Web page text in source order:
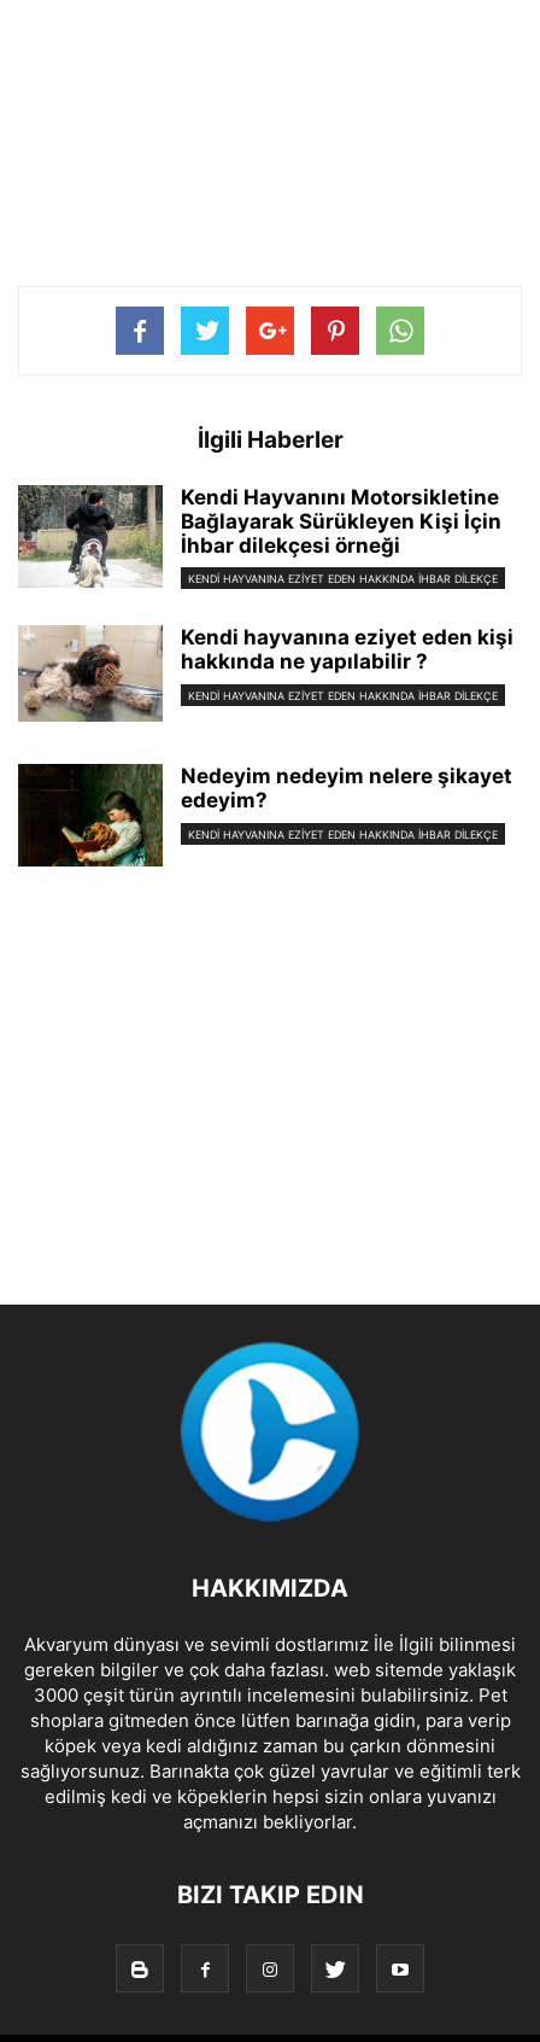
İlgili Haberler
Kendi Hayvanını Motorsikletine
Bağlayarak Sürükleyen Kişi İçin
İhbar dilekçesi örneği
KENDİ HAYVANINA EZİYET EDEN HAKKINDA İHBAR DİLEKÇE
Kendi hayvanına eziyet eden kişi
hakkında ne yapılabilir ?
KENDİ HAYVANINA EZİYET EDEN HAKKINDA İHBAR DİLEKÇE
Nedeyim nedeyim nelere şikayet
edeyim?
KENDİ HAYVANINA EZİYET EDEN HAKKINDA İHBAR DİLEKÇE
HAKKIMIZDA
Akvaryum dünyası ve sevimli dostlarımız İle İlgili bilinmesi
gereken bilgiler ve çok daha fazlası. web sitemde yaklaşık
3000 çeşit türün ayrıntılı incelemesini bulabilirsiniz. Pet
shoplara gitmeden önce lütfen barınağa gidin, para verip
köpek veya kedi aldığınız zaman bu çarkın dönmesini
sağlıyorsunuz. Barınakta çok güzel yavrular ve eğitimli terk
edilmiş kedi ve köpeklerin hepsi sizin onlara yuvanızı
açmanızı bekliyorlar.
BIZI TAKIP EDIN